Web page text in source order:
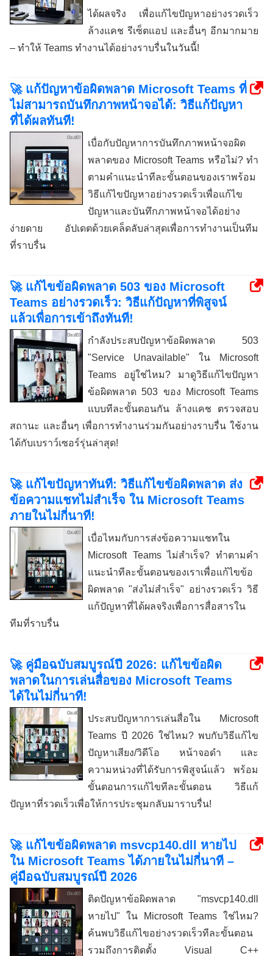
ได้ผลจริง เพื่อแก้ไขปัญหาอย่างรวดเร็ว
ล้างแคช รีเซ็ตแอป และอื่นๆ อีกมากมาย
– ทำให้ Teams ทำงานได้อย่างราบรื่นในวันนี้!
🚀 แก้ปัญหาข้อผิดพลาด Microsoft Teams ที่
ไม่สามารถบันทึกภาพหน้าจอได้: วิธีแก้ปัญหา
ที่ได้ผลทันที!
เบื่อกับปัญหาการบันทึกภาพหน้าจอผิด
พลาดของ Microsoft Teams หรือไม่? ทำ
ตามคำแนะนำทีละขั้นตอนของเราพร้อม
วิธีแก้ไขปัญหาอย่างรวดเร็วเพื่อแก้ไข
ปัญหาและบันทึกภาพหน้าจอได้อย่าง
ง่ายดาย อัปเดตด้วยเคล็ดลับล่าสุดเพื่อการทำงานเป็นทีม
ที่ราบรื่น
🚀 แก้ไขข้อผิดพลาด 503 ของ Microsoft
Teams อย่างรวดเร็ว: วิธีแก้ปัญหาที่พิสูจน์
แล้วเพื่อการเข้าถึงทันที!
กำลังประสบปัญหาข้อผิดพลาด 503
"Service Unavailable" ใน Microsoft
Teams อยู่ใช่ไหม? มาดูวิธีแก้ไขปัญหา
ข้อผิดพลาด 503 ของ Microsoft Teams
แบบทีละขั้นตอนกัน ล้างแคช ตรวจสอบ
สถานะ และอื่นๆ เพื่อการทำงานร่วมกันอย่างราบรื่น ใช้งาน
ได้กับเบราว์เซอร์รุ่นล่าสุด!
🚀 แก้ไขปัญหาทันที: วิธีแก้ไขข้อผิดพลาด ส่ง
ข้อความแชทไม่สำเร็จ ใน Microsoft Teams
ภายในไม่กี่นาที!
เบื่อไหมกับการส่งข้อความแชทใน
Microsoft Teams ไม่สำเร็จ? ทำตามคำ
แนะนำทีละขั้นตอนของเราเพื่อแก้ไขข้อ
ผิดพลาด "ส่งไม่สำเร็จ" อย่างรวดเร็ว วิธี
แก้ปัญหาที่ได้ผลจริงเพื่อการสื่อสารใน
ทีมที่ราบรื่น
🚀 คู่มือฉบับสมบูรณ์ปี 2026: แก้ไขข้อผิด
พลาดในการเล่นสื่อของ Microsoft Teams
ได้ในไม่กี่นาที!
ประสบปัญหาการเล่นสื่อใน Microsoft
Teams ปี 2026 ใช่ไหม? พบกับวิธีแก้ไข
ปัญหาเสียง/วิดีโอ หน้าจอดำ และ
ความหน่วงที่ได้รับการพิสูจน์แล้ว พร้อม
ขั้นตอนการแก้ไขทีละขั้นตอน วิธีแก้
ปัญหาที่รวดเร็วเพื่อให้การประชุมกลับมาราบรื่น!
🚀 แก้ไขข้อผิดพลาด msvcp140.dll หายไป
ใน Microsoft Teams ได้ภายในไม่กี่นาที –
คู่มือฉบับสมบูรณ์ปี 2026
ติดปัญหาข้อผิดพลาด "msvcp140.dll
หายไป" ใน Microsoft Teams ใช่ไหม?
ค้นพบวิธีแก้ไขอย่างรวดเร็วทีละขั้นตอน
รวมถึงการติดตั้ง Visual C++